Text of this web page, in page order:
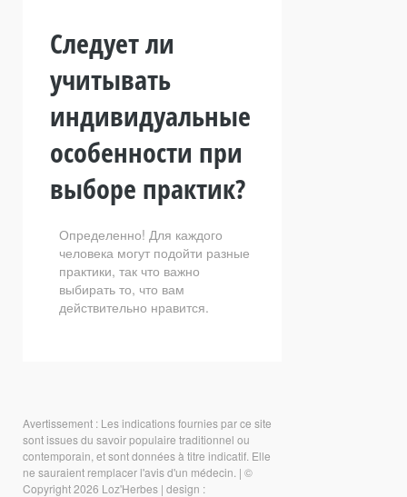
Следует ли
учитывать
индивидуальные
особенности при
выборе практик?
Определенно! Для каждого
человека могут подойти разные
практики, так что важно
выбирать то, что вам
действительно нравится.
Avertissement : Les indications fournies par ce site
sont issues du savoir populaire traditionnel ou
contemporain, et sont données à titre indicatif. Elle
ne sauraient remplacer l'avis d'un médecin. | ©
Copyright 2026 Loz'Herbes | design :